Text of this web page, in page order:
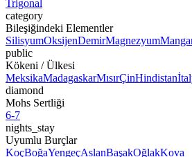
Trigonal
category
Bileşiğindeki Elementler
SilisyumOksijenDemirMagnezyum
public
Kökeni / Ülkesi
MeksikaMadagaskarMısırÇinHindistan
diamond
Mohs Sertliği
6-7
nights_stay
Uyumlu Burçlar
KoçBoğaYengeçAslanBaşakOğlakKova